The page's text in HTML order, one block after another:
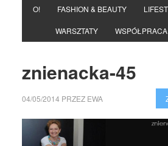
O! FASHION & BEAUTY
WARSZTATY WSPÓŁPRACA
znienacka-45
04/05/2014 PRZEZ EWA